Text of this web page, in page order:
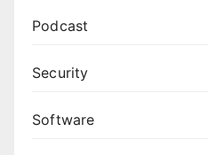
Podcast
Security
Software